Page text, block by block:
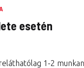
esetén
1-2